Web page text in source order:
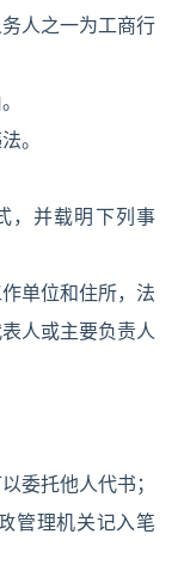
人之一为工商行
。
，并载明下列事
单位和住所，法
人或主要负责人
委托他人代书；
管理机关记入笔